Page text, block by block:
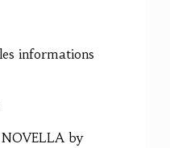
informations
by